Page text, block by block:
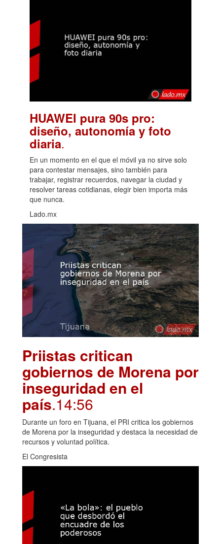
HUAWEI pura 90s pro:
diseño, autonomía y foto
diaria.
En un momento en el que el móvil ya no sirve solo
para contestar mensajes, sino también para
trabajar, registrar recuerdos, navegar la ciudad y
resolver tareas cotidianas, elegir bien importa más
que nunca.
Lado.mx
Priistas critican
gobiernos de Morena por
inseguridad en el
país.14:56
Durante un foro en Tijuana, el PRI critica los gobiernos
de Morena por la inseguridad y destaca la necesidad de
recursos y voluntad política.
El Congresista